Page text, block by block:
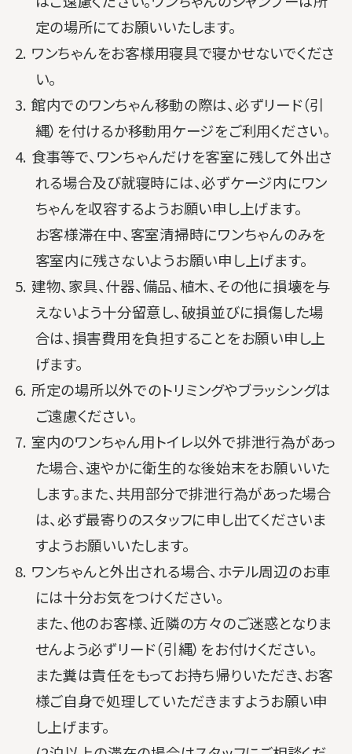
定の場所にてお願いいたします。
2. ワンちゃんをお客様用寝具で寝かせないでくださ
い。
3. 館内でのワンちゃん移動の際は、必ずリード（引
縄）を付けるか移動用ケージをご利用ください。
4. 食事等で、ワンちゃんだけを客室に残して外出さ
れる場合及び就寝時には、必ずケージ内にワン
ちゃんを収容するようお願い申し上げます。
お客様滞在中、客室清掃時にワンちゃんのみを
客室内に残さないようお願い申し上げます。
5. 建物、家具、什器、備品、植木、その他に損壊を与
えないよう十分留意し、破損並びに損傷した場
合は、 損害費用を負担することをお願い申し上
げます。
6. 所定の場所以外でのトリミングやブラッシングは
ご遠慮ください。
7. 室内のワンちゃん用トイレ以外で排泄行為があっ
た場合、速やかに衛生的な後始末をお願いいた
します。また、共用部分で排泄行為があった場合
は、必ず最寄りのスタッフに申し出てくださいま
すようお願いいたします。
8. ワンちゃんと外出される場合、ホテル周辺のお車
には十分お気をつけください。
また、他のお客様、近隣の方々のご迷惑となりま
せんよう必ずリード（引縄）をお付けください。
また糞は責任をもってお持ち帰りいただき、お客
様ご自身で処理していただきますようお願い申
し上げます。